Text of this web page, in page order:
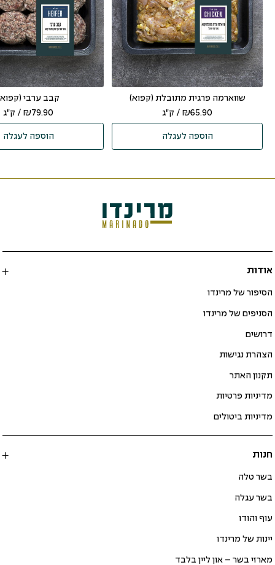
שווארמה פרגית מתובלת (קפוא)
₪65.90 / ק"ג
הוספה לעגלה
קבב ערבי
₪79.90 / ק"ג
הוספה לעגלה
אודות
הסיפור של מרינדו
הסניפים של מרינדו
דרושים
הצהרת נגישות
תקנון האתר
מדיניות פרטיות
מדיניות ביטולים
חנות
בשר טלה
בשר עגלה
עוף והודו
יינות של מרינדו
מארזי בשר – און ליין בלבד